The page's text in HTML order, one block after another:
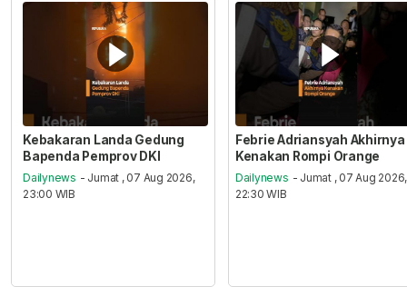
Kebakaran Landa Gedung
Bapenda Pemprov DKI
Dailynews - Jumat , 07 Aug 2026,
23:00 WIB
Febrie Adriansyah Akhirnya
Kenakan Rompi Orange
Dailynews - Jumat , 07 Aug 2026,
22:30 WIB